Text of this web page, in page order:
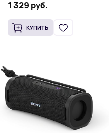
1 329 руб.
КУПИТЬ